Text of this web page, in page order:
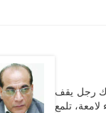
رجل يقف
تلمع